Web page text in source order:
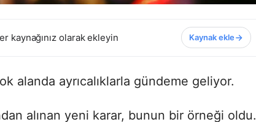
kaynağınız olarak ekleyin Kaynak ekle
alanda ayrıcalıklarla gündeme geliyor.
alınan yeni karar, bunun bir örneği oldu.